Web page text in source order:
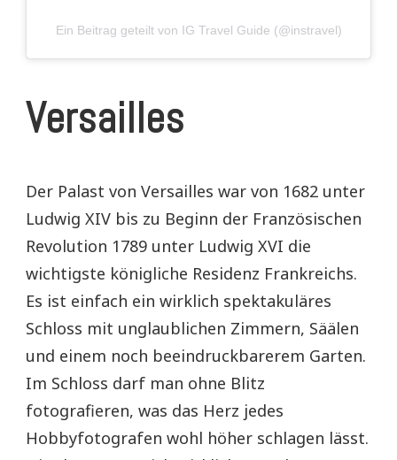
Ein Beitrag geteilt von IG Travel Guide (@instravel)
Versailles
Der Palast von Versailles war von 1682 unter
Ludwig XIV bis zu Beginn der Französischen
Revolution 1789 unter Ludwig XVI die
wichtigste königliche Residenz Frankreichs.
Es ist einfach ein wirklich spektakuläres
Schloss mit unglaublichen Zimmern, Säälen
und einem noch beeindruckbarerem Garten.
Im Schloss darf man ohne Blitz
fotografieren, was das Herz jedes
Hobbyfotografen wohl höher schlagen lässt.